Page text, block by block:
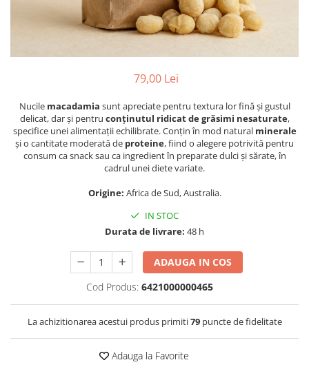
LACTATE
PRODUSE ECO / ORGANICE
REMEDII NATURISTE
TOATE PRODUSELE
79,00 Lei
Nucile macadamia sunt apreciate pentru textura lor fină și gustul
delicat, dar și pentru conținutul ridicat de grăsimi nesaturate,
specifice unei alimentații echilibrate. Conțin în mod natural minerale
și o cantitate moderată de proteine, fiind o alegere potrivită pentru
consum ca snack sau ca ingredient în preparate dulci și sărate, în
cadrul unei diete variate.
Origine: Africa de Sud, Australia.
IN STOC
Durata de livrare: 48 h
ADAUGA IN COS
Cod Produs: 6421000000465
La achizitionarea acestui produs primiti79puncte de fidelitate
Adauga la Favorite